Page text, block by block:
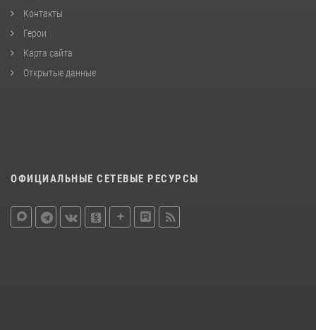
Контакты
Герои
Карта сайта
Открытые данные
ОФИЦИАЛЬНЫЕ СЕТЕВЫЕ РЕСУРСЫ